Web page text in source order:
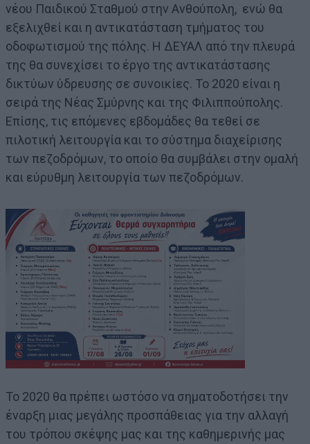
νέου Παιδικού Σταθμού στην Ανθούπολη, ενώ θα
εξελιχθεί και η αντικατάσταση τμήματος του
οδοφωτισμού της πόλης. Η ΔΕΥΑΛ από την πλευρά
της θα συνεχίσει το έργο της αντικατάστασης
δικτύων ύδρευσης σε συνοικίες. Το 2020 είναι η
σειρά της Νέας Σμύρνης και της Φιλιππούπολης.
Επίσης, τις επόμενες εβδομάδες θα τεθεί σε
πιλοτική λειτουργία και το σύστημα διαχείρισης
των πεζοδρόμων, το οποίο θα συμβάλει στην ομαλή
και εύρυθμη λειτουργία των πεζοδρόμων.
Το 2020 θα πρέπει ωστόσο να σηματοδοτήσει την
έναρξη μιας μεγάλης προσπάθειας για την αλλαγή
του τρόπου σκέψης μας και της καθημερινής μας